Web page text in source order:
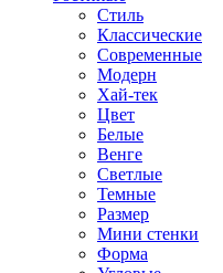
Стиль
Классические
Современные
Модерн
Хай-тек
Цвет
Белые
Венге
Светлые
Темные
Размер
Мини стенки
Форма